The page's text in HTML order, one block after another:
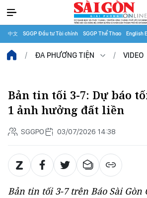
中文 SGGP Đầu tư Tài chính SGGP Thể Thao English
ĐA PHƯƠNG TIỆN VIDEO
Bản tin tối 3-7: Dự báo
1 ảnh hưởng đất liền
SGGPO 03/07/2026 14:38
Bản tin tối 3-7 trên Báo Sài Gòn